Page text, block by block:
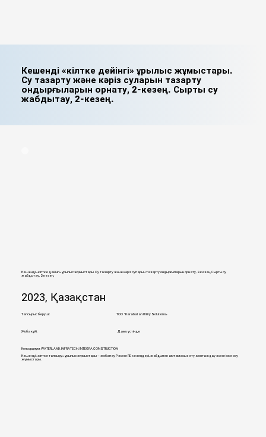
Кешенді «кілтке дейінгі» құрылыс жұмыстары.
Су тазарту және кәріз суларын тазарту
қондырғыларын орнату, 2-кезең. Сыртқы су
жабдықтау, 2-кезең.
Кешенді «кілтке дейінгі» құрылыс жұмыстары. Су тазарту және кәріз суларын тазарту қондырғыларын орнату, 2-кезең. Сыртқы су
жабдықтау, 2-кезең.
2023, Қазақстан
ТОО "Karabatan Utility Solutions»
Тапсырыс беруші:
Жоба күйі: Даму үстінде
Консорциум: WATERLAND. INFRATECH. INTEGRA CONSTRUCTION
Кешенді «кілтке тапсыру» құрылыс жұмыстары – жобалау P және RD кезеңдері, жабдықпен қамтамасыз ету, монтаждау және іске қосу
жұмыстары.